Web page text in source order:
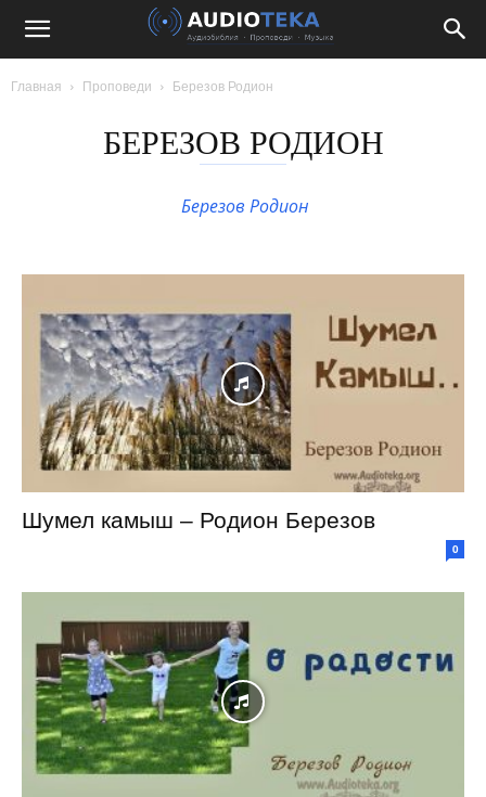
Главная Проповеди Березов Родион
БЕРЕЗОВ РОДИОН
Березов Родион
Шумел камыш – Родион Березов
0